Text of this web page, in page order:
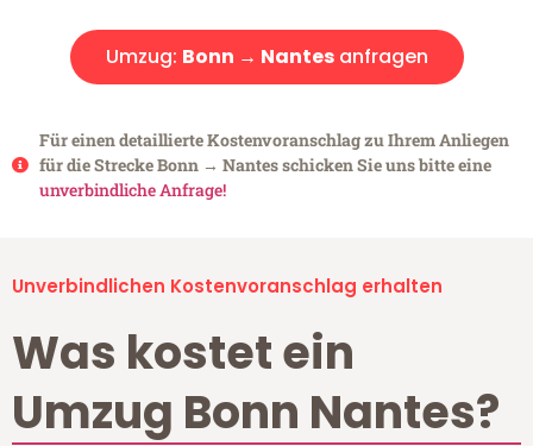
Umzug: Bonn → Nantesanfragen
Für einen detaillierte Kostenvoranschlag zu Ihrem Anliegen
für die Strecke Bonn → Nantes schicken Sie uns bitte eine
unverbindliche Anfrage!
Unverbindlichen Kostenvoranschlag erhalten
Was kostet ein
Umzug Bonn Nantes?